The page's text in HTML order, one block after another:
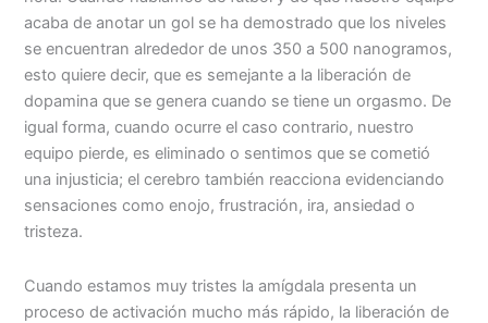
acaba de anotar un gol se ha demostrado que los niveles
se encuentran alrededor de unos 350 a 500 nanogramos,
esto quiere decir, que es semejante a la liberación de
dopamina que se genera cuando se tiene un orgasmo. De
igual forma, cuando ocurre el caso contrario, nuestro
equipo pierde, es eliminado o sentimos que se cometió
una injusticia; el cerebro también reacciona evidenciando
sensaciones como enojo, frustración, ira, ansiedad o
tristeza.
Cuando estamos muy tristes la amígdala presenta un
proceso de activación mucho más rápido, la liberación de